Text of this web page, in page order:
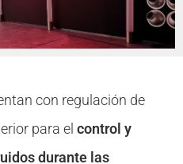
con regulación de
para el control y
durante las